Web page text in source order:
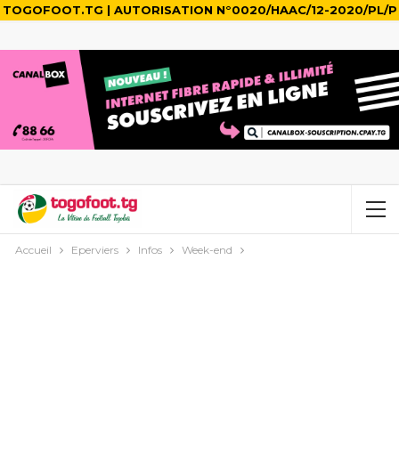
TOGOFOOT.TG | AUTORISATION N°0020/HAAC/12-2020/PL/P
Accueil Eperviers Infos Week-end